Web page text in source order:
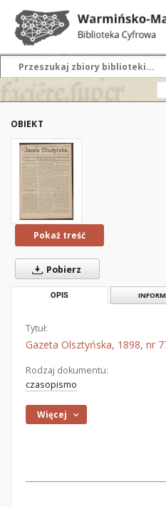
OBIEKT
Pokaż treść
Pobierz
OPIS
Tytuł:
Gazeta Olsztyńska, 1898, nr
Rodzaj dokumentu:
czasopismo
Więcej